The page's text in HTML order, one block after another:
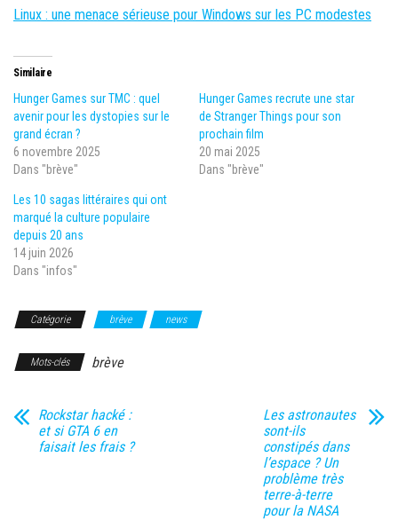
Linux : une menace sérieuse pour Windows sur les PC modestes
Similaire
Hunger Games sur TMC : quel
avenir pour les dystopies sur le
grand écran ?
6 novembre 2025
Dans "brève"
Hunger Games recrute une star
de Stranger Things pour son
prochain film
20 mai 2025
Dans "brève"
Les 10 sagas littéraires qui ont
marqué la culture populaire
depuis 20 ans
14 juin 2026
Dans "infos"
Catégorie brève news
Mots-clés brève
Rockstar hacké :
et si GTA 6 en
faisait les frais ?
Les astronautes
sont-ils
constipés dans
l’espace ? Un
problème très
terre-à-terre
pour la NASA